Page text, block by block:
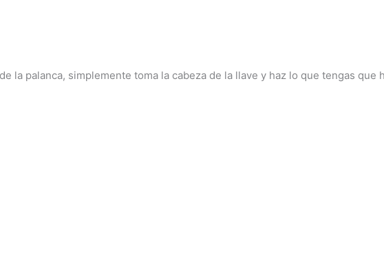
la palanca, simplemente toma la cabeza de la llave y haz lo que tengas que